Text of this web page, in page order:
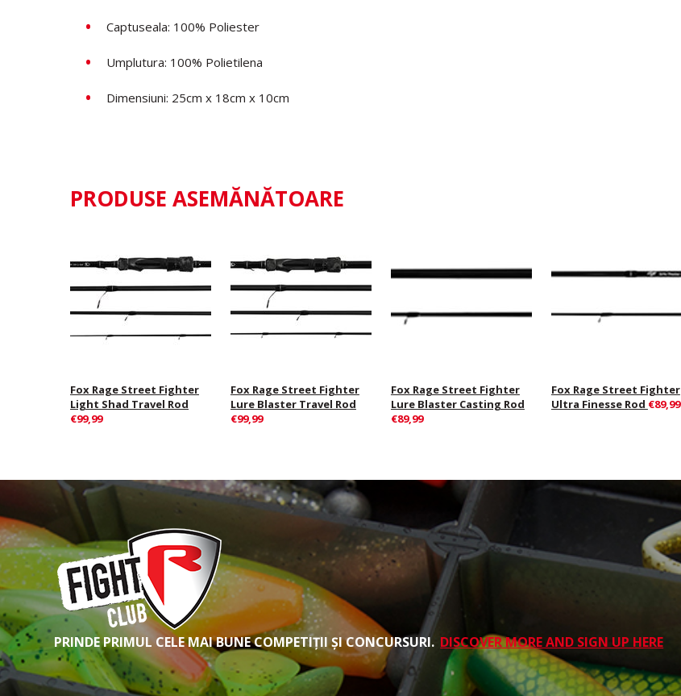
Captuseala: 100% Poliester
Umplutura: 100% Polietilena
Dimensiuni: 25cm x 18cm x 10cm
PRODUSE ASEMĂNĂTOARE
Fox Rage Street Fighter
Light Shad Travel Rod
€99,99
Fox Rage Street Fighter
Lure Blaster Travel Rod
€99,99
Fox Rage Street Fighter
Lure Blaster Casting Rod
€89,99
Fox Rage Street Fighter
Ultra Finesse Rod €89,99
PRINDE PRIMUL CELE MAI BUNE COMPETIȚII ȘI CONCURSURI. DISCOVER MORE AND SIGN UP HERE